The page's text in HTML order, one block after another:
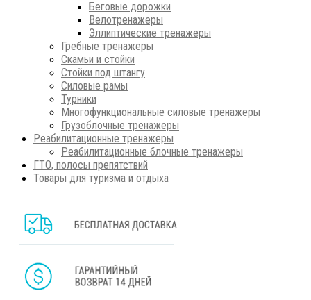
Беговые дорожки
Велотренажеры
Эллиптические тренажеры
Гребные тренажеры
Скамьи и стойки
Стойки под штангу
Силовые рамы
Турники
Многофункциональные силовые тренажеры
Грузоблочные тренажеры
Реабилитационные тренажеры
Реабилитационные блочные тренажеры
ГТО, полосы препятствий
Товары для туризма и отдыха